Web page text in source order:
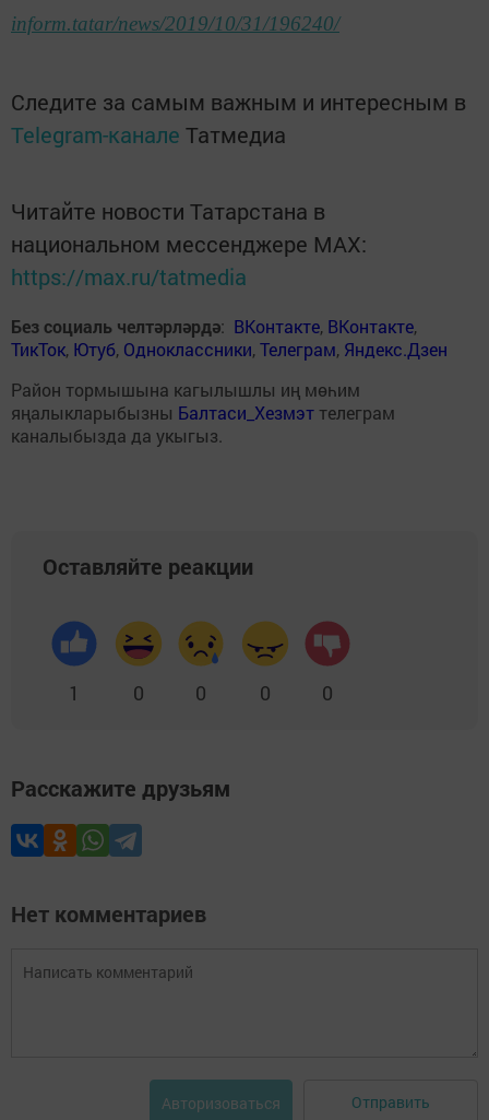
inform.tatar/news/2019/10/31/196240/
Следите за самым важным и интересным в
Telegram-канале Татмедиа
Читайте новости Татарстана в
национальном мессенджере MАХ:
https://max.ru/tatmedia
Без социаль челтәрләрдә: ВКонтакте, ВКонтакте,
ТикТок, Ютуб, Одноклассники,Телеграм, Яндекс.Дзен
Район тормышына кагылышлы иң мөһим
яңалыкларыбызны Балтаси_Хезмэт телеграм
каналыбызда да укыгыз.
Оставляйте реакции
1 0 0 0 0
Расскажите друзьям
Нет комментариев
Авторизоваться Отправить